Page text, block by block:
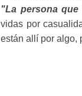
"La persona
vidas por
están allí por algo,